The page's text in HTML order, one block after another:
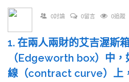
0討論 0留言 0追蹤
1. 在兩人兩財的艾吉渥斯
（Edgeworth box）中，
線（contract curve）上